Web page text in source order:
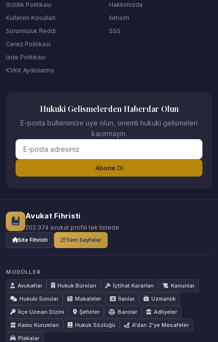
Gizlilik Politikasi
Kullanim Kosullari
Sorumluluk Reddi
Cerez Politikasi
Iade Politikasi
KVKK Aydinlatma
Hakkimizda
Iletisim
SSS
Hukuki Gelismelerden Haberdar Olun
E-posta bultenimize uye olun, onemli hukuki gelismeleri
kacirmayin.
Abone Ol
Avukat Fihristi
202.374 avukat profili tek listede
Site Fihristi Tüm Sayfalar
MODÜLLER
Avukatlar
Hukuk Büroları İçtihat Kararları
Kanunlar
Hukuki Sorular
Makaleler İlanlar
Uzmanlık
İlçe Uzman Dizini
Şehirler Barolar
Adliyeler
Kamu Kurumları
Hukuk Sözlüğü
A'dan Z'ye Mesafeler
Plakalar